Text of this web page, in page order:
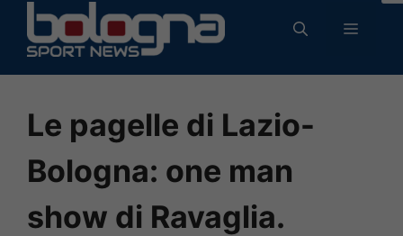
contenuto
MENU
Le pagelle di Lazio-
Bologna: one man
show di Ravaglia.